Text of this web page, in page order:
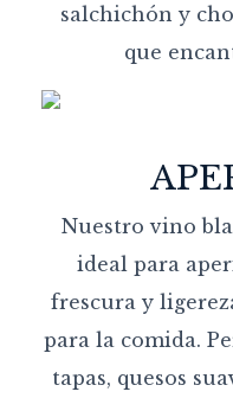
salchichón y
que
Nuestro vino
ideal para
frescura y
para la comida.
tapas, quesos